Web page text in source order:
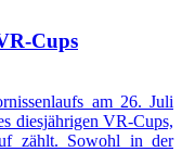
Cups
am 26. Juli
diesjährigen VR-Cups,
zählt. Sowohl in der